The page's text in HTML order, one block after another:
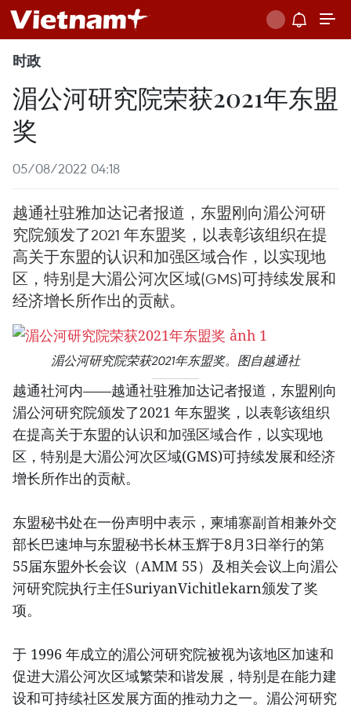
时政
湄公河研究院荣获2021年东盟
奖
05/08/2022 04:18
越通社驻雅加达记者报道，东盟刚向湄公河研
究院颁发了2021 年东盟奖，以表彰该组织在提
高关于东盟的认识和加强区域合作，以实现地
区，特别是大湄公河次区域(GMS)可持续发展和
经济增长所作出的贡献。
湄公河研究院荣获2021年东盟奖。图自越通社
越通社河内——越通社驻雅加达记者报道，东盟刚向
湄公河研究院颁发了2021 年东盟奖，以表彰该组织
在提高关于东盟的认识和加强区域合作，以实现地
区，特别是大湄公河次区域(GMS)可持续发展和经济
增长所作出的贡献。
东盟秘书处在一份声明中表示，柬埔寨副首相兼外交
部长巴速坤与东盟秘书长林玉辉于8月3日举行的第
55届东盟外长会议（AMM 55）及相关会议上向湄公
河研究院执行主任SuriyanVichitlekarn颁发了奖
项。
于 1996 年成立的湄公河研究院被视为该地区加速和
促进大湄公河次区域繁荣和谐发展，特别是在能力建
设和可持续社区发展方面的推动力之一。湄公河研究